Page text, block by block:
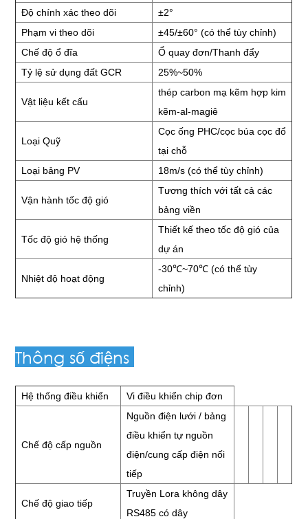
Độ chính xác theo dõi
±2°
Phạm vi theo dõi
±45/±60° (có thể tùy chỉnh)
Chế độ ổ đĩa
Ổ quay đơn/Thanh đẩy
Tỷ lệ sử dụng đất GCR
25%~50%
Vật liệu kết cấu
thép carbon mạ kẽm hợp kim
kẽm-al-magiê
Loại Quỹ
Cọc ống PHC/cọc búacọc đổ
tại chỗ
Loại bảng PV
18m/s (có thể tùy chỉnh)
Vận hành tốc độ gió
Tương thích với tất cả các
bảng viền
Tốc độ gió hệ thống
Thiết kế theotốc độ gió của
dự án
Nhiệt độ hoạt động
-30℃~70℃ (có thể tùy
chỉnh)
Thông số điệns
Hệ thống điều khiển Vi điều khiển chip đơn
Chế độ cấp nguồn
Nguồn điện lưới / bảng
điều khiển tự nguồn
điện/cung cấp điện nối
tiếp
Chế độ giao tiếp
Truyền Lora không dây
RS485 có dây